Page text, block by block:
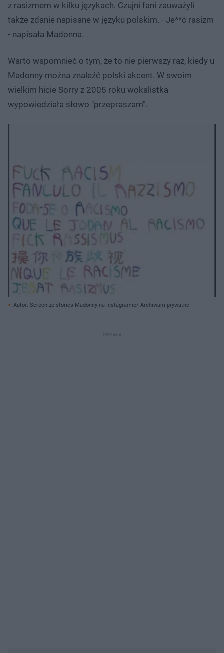
z rasizmem w kilku językach. Czujni fani zauważyli
także zdanie napisane w języku polskim. - Je**ć rasizm
- napisała Madonna.
Warto wspomnieć o tym, że to nie pierwszy raz, kiedy u
Madonny można znaleźć polski akcent. W swoim
wielkim hicie Sorry z 2005 roku wokalistka
wypowiedziała słowo "przepraszam".
Autor: Screen ze stories Madonny na Instagramie/ Archiwum prywatne